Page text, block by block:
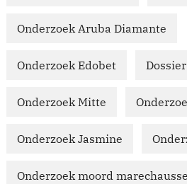
Onderzoek Aruba Diamante
Onderzoek Edobet
Onderzoek Mitte
Onderzoek Jasmine
Onderzoek moord